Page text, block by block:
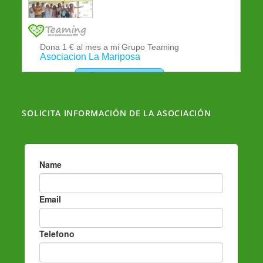
SOLICITA INFORMACIÓN DE LA ASOCIACIÓN